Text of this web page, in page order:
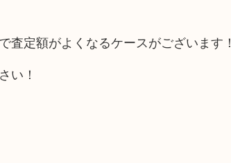
定額がよくなるケースがございます！
い！